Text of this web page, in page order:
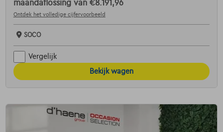
maandaflossing van €8.191,96
Ontdek het volledige cijfervoorbeeld
SOCO
Vergelijk
Bekijk wagen